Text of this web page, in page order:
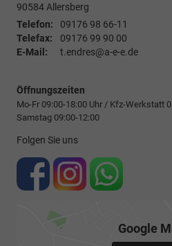
90584Allersberg
Telefon:
09176 98 66-11
Telefax:
09176 99 90 00
E-Mail:
t.endres@a-e-e.de
Öffnungszeiten
Mo-Fr 09:00-18:00 Uhr / Kfz-Werkstatt
Samstag 09:00-12:00
Folgen Sie uns
Google